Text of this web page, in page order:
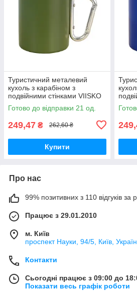
Туристичний металевий
кухоль з карабіном з
подвійними стінками VIISKO
300 мл хакі
Готово до відправки 21 од.
249,47 ₴ 262,60 ₴
Купити
300
Про нас
99% позитивних з 110 відгуків за
Працює з 29.01.2010
м. Київ
проспект Науки, 94/5, Київ,
Контакти
Сьогодні працює з 09:00 до
Показати весь графік роботи